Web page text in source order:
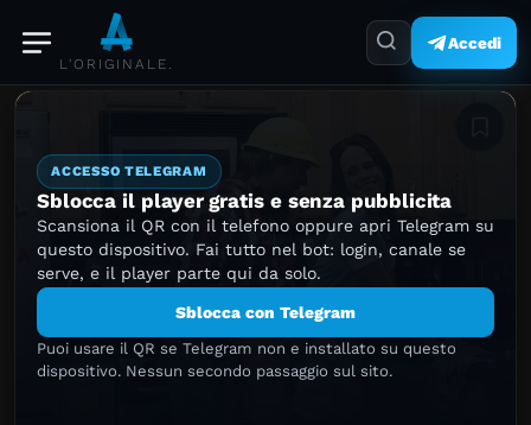
L'ORIGINALE.
Accedi
ACCESSO TELEGRAM
Sblocca il player gratis e senza pubblicita
Scansiona il QR con il telefono oppure apri Telegram su
questo dispositivo. Fai tutto nel bot: login, canale se
serve, e il player parte qui da solo.
Sblocca con Telegram
Puoi usare il QR se Telegram non e installato su questo
dispositivo. Nessun secondo passaggio sul sito.